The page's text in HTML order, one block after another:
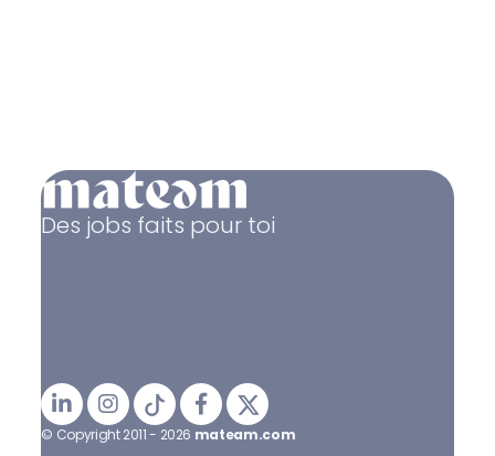
Des jobs faits pour toi
© Copyright 2011 - 2026 mateam.com